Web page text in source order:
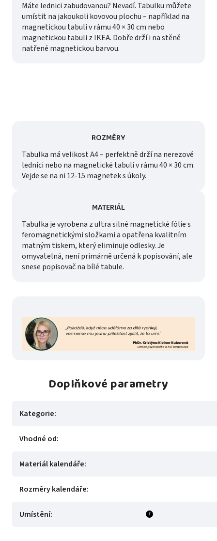
Máte lednici zabudovanou? Nevadí. Tabulku můžete
umístit na jakoukoli kovovou plochu – například na
magnetickou tabuli v rámu 40 × 30 cm nebo
magnetickou tabuli z IKEA. Dobře drží i na stěně
natřené magnetickou barvou.
ROZMĚRY
Tabulka má velikost A4 – perfektně drží na nerezové
lednici nebo na magnetické tabuli v rámu 40 × 30 cm.
Vejde se na ni 12-15 magnetek s úkoly.
MATERIÁL
Tabulka je vyrobena z ultra silné magnetické fólie s
feromagnetickými složkami a opatřena kvalitním
matným tiskem, který eliminuje odlesky. Je
omyvatelná, není primárně určená k popisování, ale
snese popisovač na bílé tabule.
Doplňkové parametry
Kategorie:
Vhodné od:
Materiál kalendáře:
Rozměry kalendáře:
?
Umístění: